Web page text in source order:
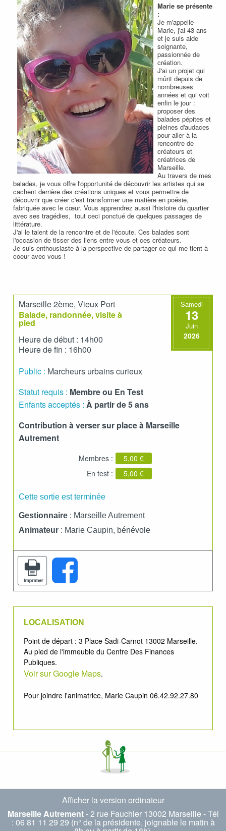
Marie se présente
:
Je m'appelle
Marie, j'ai 43 ans
et je suis aide
soignante,
passionnée de
création.
J'ai un projet qui
mûrit depuis de
nombreuses
années et qui voit
enfin le jour :
proposer des
balades pépites et
pleines d'audaces
pour aller à la
rencontre de
créateurs et
créatrices de
Marseille.
Au travers de mes
balades, je vous offre l'opportunité de découvrir les artistes qui se
cachent derrière des créations uniques et vous permettre de
découvrir que créer c'est transformer une matière en poésie,
fabriquée avec le cœur. Vous apprendrez aussi l'histoire du quartier
avec ses tragédies, tout ceci ponctué de quelques passages de
littérature.
J'ai le talent de la rencontre et de l'écoute. Ces balades sont
l'occasion de tisser des liens entre vous et ces créateurs.
Je suis enthousiaste à la perspective de partager ce qui me tient à
coeur avec vous !
Samedi
13
Juin
2026
Marseille 2ème, Vieux Port
Balade, randonnée, visite à
pied
Heure de début : 14h00
Heure de fin : 16h00
Public : Marcheurs urbains curieux
Statut requis : Membre ou En Test
Enfants acceptés : À partir de 5 ans
Contribution à verser sur place à Marseille
Autrement
Membres :
5,00 €
En test :
5,00 €
Cette sortie est terminée
Gestionnaire : Marseille Autrement
Animateur : Marie Caupin, bénévole
LOCALISATION
Point de départ : 3 Place Sadi-Carnot 13002 Marseille.
Au pied de l'immeuble du Centre Des Finances
Publiques.
Voir sur Google Maps.
Pour joindre l'animatrice, Marie Caupin 06.42.92.27.80
Afficher la version ordinateur
Marseille Autrement- 2 rue Fauchier 13002 Marseille - Tél
: 06 81 11 29 29 (n° de la présidente, joignable le matin à